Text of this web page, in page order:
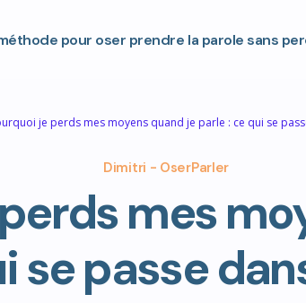
pour oser prendre la parole sans
je perds mes moyens quand je parle : ce qui se
Dimitri - OserParler
mes
se passe
parles demain. Et là, tu rumines déjà.
rejoues la scène dans ta tête pour la dixième fois.
« Et si je partais dans tous les sens ? »
« Comment je vais commencer ? »
gratuitementmon livre. En 15 minutes
5 fiches pratiques